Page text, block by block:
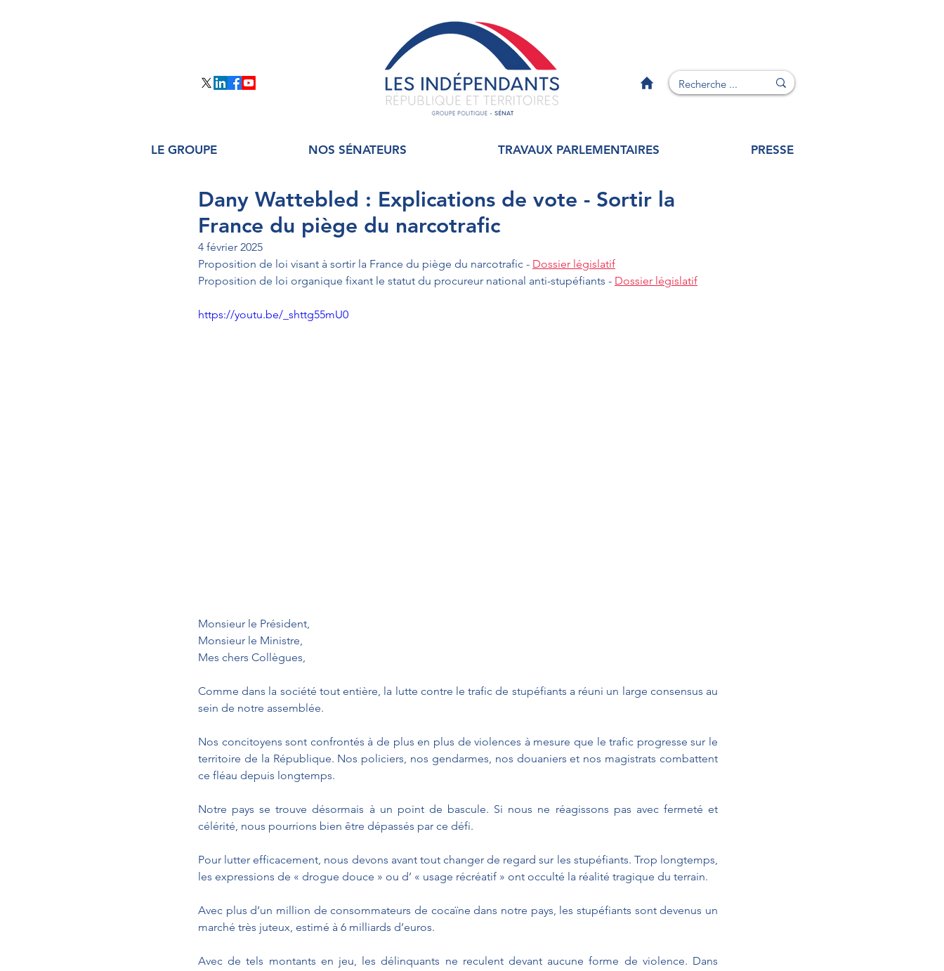
LE GROUPE NOS SÉNATEURS TRAVAUX PARLEMENTAIRES PRESSE
Dany Wattebled : Explications de vote - Sortir la
France du piège du narcotrafic
4 février 2025
Proposition de loi visant à sortir la France du piège du narcotrafic - Dossier législatif
Proposition de loi organique fixant le statut du procureur national anti-stupéfiants - Dossier législatif
https://youtu.be/_shttg55mU0
Monsieur le Président,
Monsieur le Ministre,
Mes chers Collègues,
Comme dans la société tout entière, la lutte contre le trafic de stupéfiants a réuni un large consensus au
sein de notre assemblée.
Nos concitoyens sont confrontés à de plus en plus de violences à mesure que le trafic progresse sur le
territoire de la République. Nos policiers, nos gendarmes, nos douaniers et nos magistrats combattent
ce fléau depuis longtemps.
Notre pays se trouve désormais à un point de bascule. Si nous ne réagissons pas avec fermeté et
célérité, nous pourrions bien être dépassés par ce défi.
Pour lutter efficacement, nous devons avant tout changer de regard sur les stupéfiants. Trop longtemps,
les expressions de « drogue douce » ou d’ « usage récréatif » ont occulté la réalité tragique du terrain.
Avec plus d’un million de consommateurs de cocaïne dans notre pays, les stupéfiants sont devenus un
marché très juteux, estimé à 6 milliards d’euros.
Avec de tels montants en jeu, les délinquants ne reculent devant aucune forme de violence. Dans